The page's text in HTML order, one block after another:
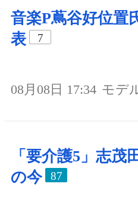
音楽P蔦谷好位置
表
7
08月08日 17:34 モデ
「要介護5」志茂
の今
87